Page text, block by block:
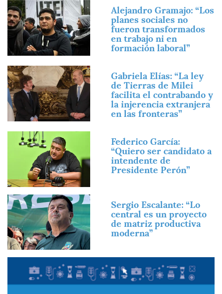
Imagen
Alejandro Gramajo: “Los
planes sociales no
fueron transformados
en trabajo ni en
formación laboral”
Imagen
Gabriela Elías: “La ley
de Tierras de Milei
facilita el contrabando y
la injerencia extranjera
en las fronteras”
Imagen
Federico García:
“Quiero ser candidato a
intendente de
Presidente Perón”
Imagen
Sergio Escalante: “Lo
central es un proyecto
de matriz productiva
moderna”